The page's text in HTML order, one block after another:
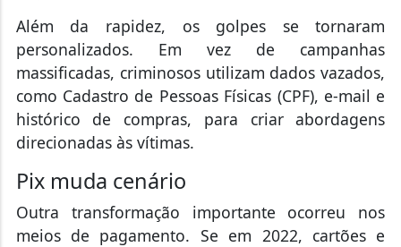
Além da rapidez, os golpes se tornaram
personalizados. Em vez de campanhas
massificadas, criminosos utilizam dados vazados,
como Cadastro de Pessoas Físicas (CPF), e-mail e
histórico de compras, para criar abordagens
direcionadas às vítimas.
Pix muda cenário
Outra transformação importante ocorreu nos
meios de pagamento. Se em 2022, cartões e